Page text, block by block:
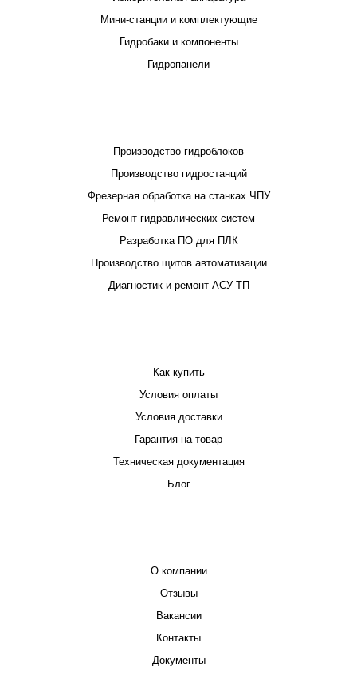
Мини-станции и комплектующие
Гидробаки и компоненты
Гидропанели
Производство гидроблоков
Производство гидростанций
Фрезерная обработка на станках ЧПУ
Ремонт гидравлических систем
Разработка ПО для ПЛК
Производство щитов автоматизации
Диагностик и ремонт АСУ ТП
Как купить
Условия оплаты
Условия доставки
Гарантия на товар
Техническая документация
Блог
О компании
Отзывы
Вакансии
Контакты
Документы